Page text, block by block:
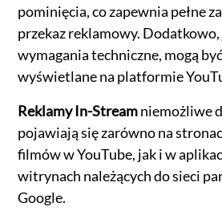
pominięcia, co zapewnia pełne
przekaz reklamowy. Dodatkowo,
wymagania techniczne, mogą
wyświetlane na platformie
Reklamy In-Streamniemożliwe
pojawiają się zarówno na
filmów w YouTube, jak i w
witrynach należących do sieci
Google.